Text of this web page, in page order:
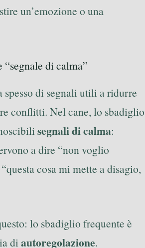
un’emozione o una
di calma”
spesso di segnali utili a ridurre
conflitti. Nel cane, lo sbadiglio
segnali di calma:
a dire “non voglio
cosa mi mette a disagio,
lo sbadiglio frequente è
di autoregolazione.